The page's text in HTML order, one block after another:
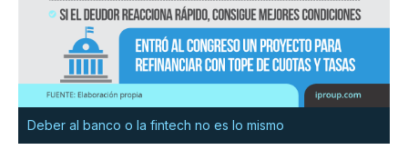
Deber al banco o la fintech no es lo mismo